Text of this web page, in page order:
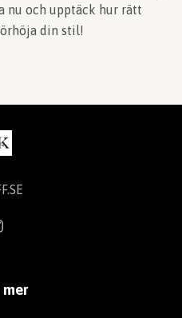
nu och upptäck hur rätt
din stil!
mer